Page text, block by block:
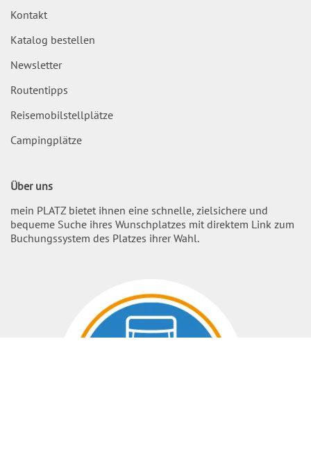
Kontakt
Katalog bestellen
Newsletter
Routentipps
Reisemobilstellplätze
Campingplätze
Über uns
mein PLATZ bietet ihnen eine schnelle, zielsichere und
bequeme Suche ihres Wunschplatzes mit direktem Link zum
Buchungssystem des Platzes ihrer Wahl.